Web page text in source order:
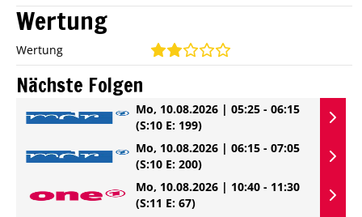
Wertung
Wertung
Nächste Folgen
Mo, 10.08.2026 | 05:25 - 06:15
(S:10 E: 199)
Mo, 10.08.2026 | 06:15 - 07:05
(S:10 E: 200)
Mo, 10.08.2026 | 10:40 - 11:30
(S:11 E: 67)